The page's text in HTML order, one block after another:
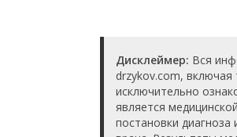
Дисклеймер: Вся
drzykov.com, включая
исключительно
является
постановки